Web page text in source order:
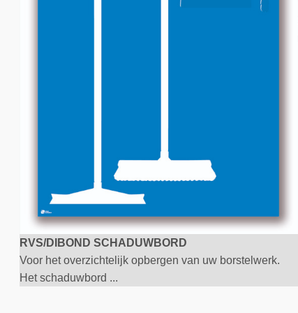
RVS/DIBOND SCHADUWBORD
Voor het overzichtelijk opbergen van uw borstelwerk.
Het schaduwbord ...